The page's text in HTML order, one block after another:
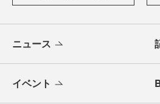
ニュース
イベント